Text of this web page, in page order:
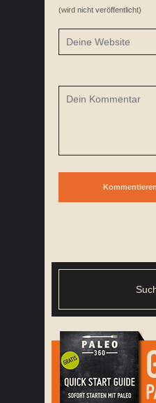
(wird nicht veröffentlicht)